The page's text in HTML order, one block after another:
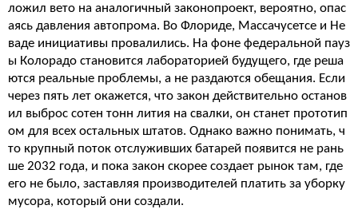
ложил вето на аналогичный законопроект, вероятно, опас
аясь давления автопрома. Во Флориде, Массачусетсе и Не
ваде инициативы провалились. На фоне федеральной пауз
ы Колорадо становится лабораторией будущего, где реша
ются реальные проблемы, а не раздаются обещания. Если
через пять лет окажется, что закон действительно останов
ил выброс сотен тонн лития на свалки, он станет прототип
ом для всех остальных штатов. Однако важно понимать, ч
то крупный поток отслуживших батарей появится не рань
ше 2032 года, и пока закон скорее создает рынок там, где
его не было, заставляя производителей платить за уборку
мусора, который они создали.